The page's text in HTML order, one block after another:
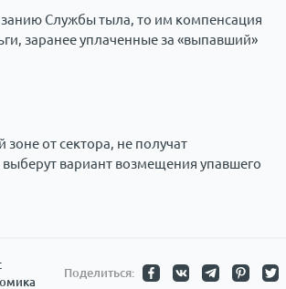
Службы тыла, то им компенсация
заранее уплаченные за «выпавший»
от сектора, не получат
вариант возмещения упавшего
Поделиться: